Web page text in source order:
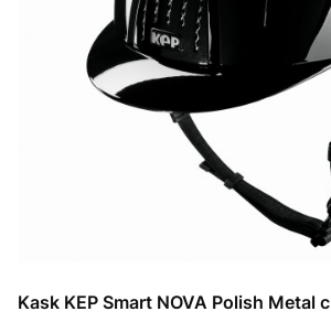
Kask KEP Smart NOVA Polish Metal